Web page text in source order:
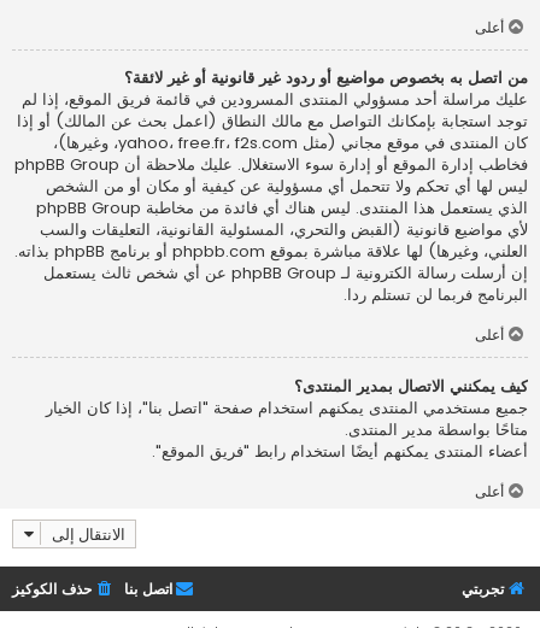
أعلى
من اتصل به بخصوص مواضيع أو ردود غير قانونية أو غير لائقة؟
عليك مراسلة أحد مسؤولي المنتدى المسرودين في قائمة فريق الموقع، إذا لم
توجد استجابة بإمكانك التواصل مع مالك النطاق (اعمل بحث عن المالك) أو إذا
كان المنتدى في موقع مجاني (مثل yahoo، free.fr، f2s.com، وغيرها)،
فخاطب إدارة الموقع أو إدارة سوء الاستغلال. عليك ملاحظة أن phpBB Group
ليس لها أي تحكم ولا تتحمل أي مسؤولية عن كيفية أو مكان أو من الشخص
الذي يستعمل هذا المنتدى. ليس هناك أي فائدة من مخاطبة phpBB Group
لأي مواضيع قانونية (القبض والتحري، المسئولية القانونية، التعليقات والسب
العلني، وغيرها) لها علاقة مباشرة بموقع phpbb.com أو برنامج phpBB بذاته.
إن أرسلت رسالة الكترونية لـ phpBB Group عن أي شخص ثالث يستعمل
البرنامج فربما لن تستلم ردا.
أعلى
كيف يمكنني الاتصال بمدير المنتدى؟
جميع مستخدمي المنتدى يمكنهم استخدام صفحة "اتصل بنا"، إذا كان الخيار
متاحًا بواسطة مدير المنتدى.
أعضاء المنتدى يمكنهم أيضًا استخدام رابط "فريق الموقع".
أعلى
الانتقال إلى
تجربتي حذف الكوكيز اتصل بنا